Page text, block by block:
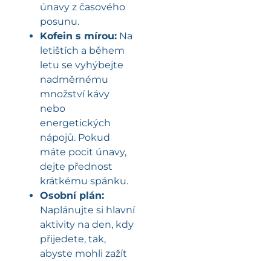
únavy z časového
posunu.
Kofein s mírou: Na
letištích a během
letu se vyhýbejte
nadměrnému
množství kávy
nebo
energetických
nápojů. Pokud
máte pocit únavy,
dejte přednost
krátkému spánku.
Osobní plán:
Naplánujte si hlavní
aktivity na den, kdy
přijedete, tak,
abyste mohli zažít